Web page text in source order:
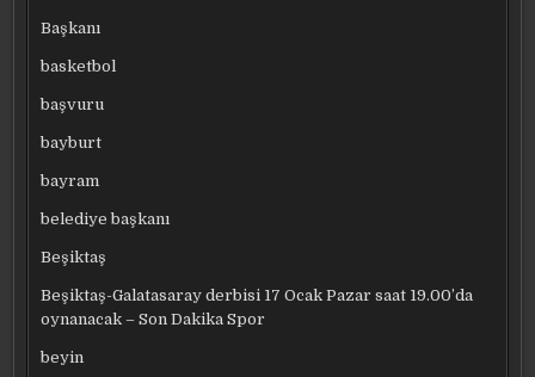
Başkanı
basketbol
başvuru
bayburt
bayram
belediye başkanı
Beşiktaş
Beşiktaş-Galatasaray derbisi 17 Ocak Pazar saat 19.00’da
oynanacak – Son Dakika Spor
beyin